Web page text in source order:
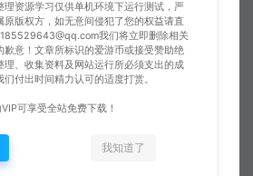
0 爱游网单
理资源学习仅供单机环境下运行测试，严
原版权方，如无意间侵犯了您的权益请直
我们将立即删除相关
歉意！文章所标识的爱游币或接受赞助绝
理、收集资料及网站运行所必须支出的成
们付出时间精力认可的适度打赏。
可享受全站免费下载！
我知道了